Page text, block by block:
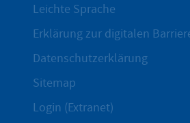
Leichte Sprache
Erklärung zur digitalen
Datenschutzerklärung
Sitemap
Login (Extranet)